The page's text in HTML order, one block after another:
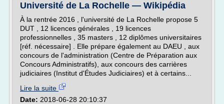
Université de La Rochelle — Wikipédia
À la rentrée 2016 , l'université de La Rochelle propose 5
DUT , 12 licences générales , 19 licences
professionnelles , 35 masters , 12 diplômes universitaires
[réf. nécessaire] . Elle prépare également au DAEU , aux
concours de l'administration (Centre de Préparation aux
Concours Administratifs), aux concours des carrières
judiciaires (Institut d'Études Judiciaires) et à certains...
Lire la suite
Date: 2018-06-28 20:10:37